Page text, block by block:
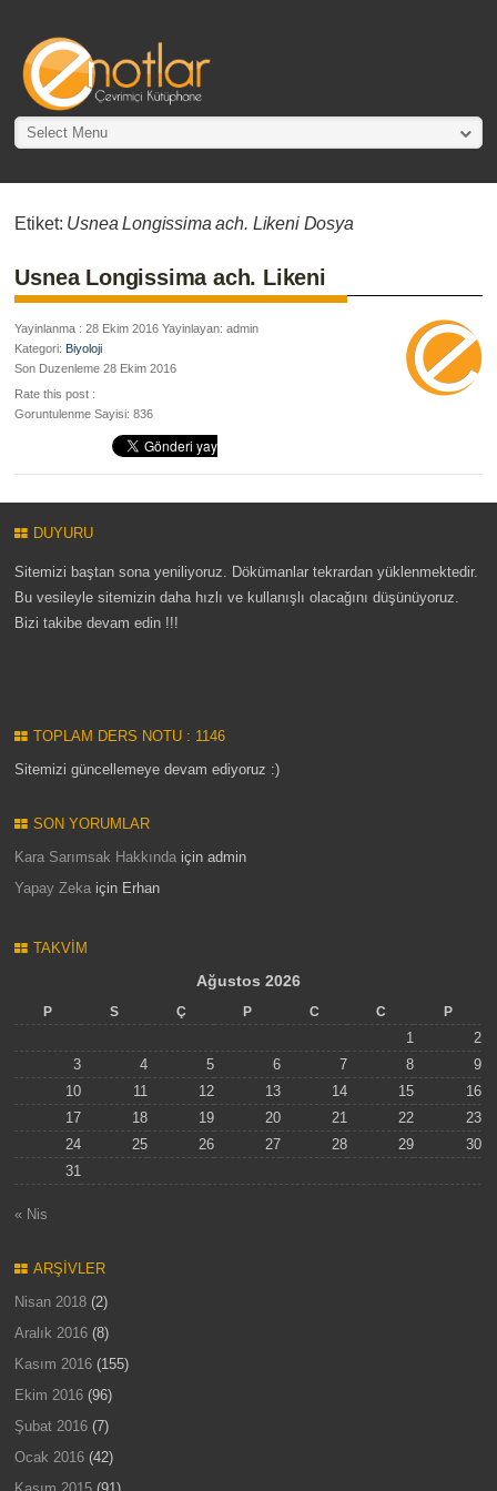
Select Menu
Etiket: Usnea Longissima ach. Likeni Dosya
Usnea Longissima ach. Likeni
Yayinlanma : 28 Ekim 2016 Yayinlayan: admin
Kategori: Biyoloji
Son Duzenleme 28 Ekim 2016
Rate this post :
Goruntulenme Sayisi: 836
DUYURU
Sitemizi baştan sona yeniliyoruz. Dökümanlar tekrardan yüklenmektedir.
Bu vesileyle sitemizin daha hızlı ve kullanışlı olacağını düşünüyoruz.
Bizi takibe devam edin !!!
TOPLAM DERS NOTU : 1146
Sitemizi güncellemeye devam ediyoruz :)
SON YORUMLAR
Kara Sarımsak Hakkında içinadmin
Yapay Zeka için Erhan
TAKVIM
Ağustos 2026
P S Ç P C C P
1
2
3
4 5 6 7 8
9
10
11 12 13 14 15
16
17
18 19 20 21 22
23
24
25 26 27 28 29
30
31
« Nis
ARŞIVLER
Nisan 2018 (2)
Aralık 2016 (8)
Kasım 2016 (155)
Ekim 2016 (96)
Şubat 2016 (7)
Ocak 2016 (42)